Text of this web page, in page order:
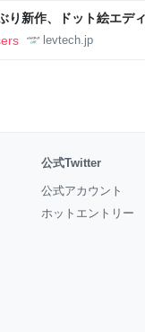
り新作、ドット絵エデ
作者に聞く【フォーカ
levtech.jp
公式Twitter
公式アカウント
ホットエントリー